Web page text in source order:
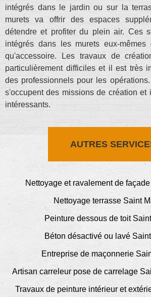
intégrés dans le jardin ou sur la
murets va offrir des espaces
détendre et profiter du plein air. Ces
intégrés dans les murets eux-
qu'accessoire. Les travaux de
particulièrement difficiles et il est très
des professionnels pour les
s'occupent des missions de création et
intéressants.
AUTRES
Nettoyage et ravalement de
Nettoyage terrasse Saint
Peinture dessous de toit
Béton désactivé ou lavé
Entreprise de maçonnerie
Artisan carreleur pose de carrelage
Travaux de peinture intérieur et